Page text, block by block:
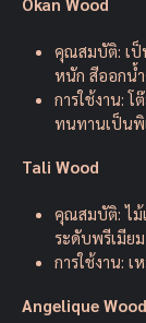
คุณสมบัติ: เป็
หนัก สีออกน้ำ
การใช้งาน:
ทนทานเป็นพิ
Tali Wood
คุณสมบัติ: ไม้
ระดับพรีเมียม
การใช้งาน:
Angelique Wood